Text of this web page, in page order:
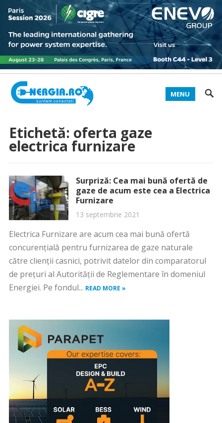
MENU
Etichetă: oferta gaze
electrica furnizare
Surpriză: Cea mai bună ofertă de
gaze de acum este cea a Electrica
Furnizare
13 septembrie 2021
Electrica Furnizare are acum cea mai bună ofertă
concurențială pentru furnizarea de gaze naturale
către clienții casnici, potrivit datelor din comparatorul
de prețuri al Autorității de Reglementare în domeniul
Energiei. Pe fondul... READ MORE »